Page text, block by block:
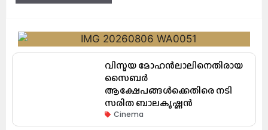
വിസ്മയ മോഹൻലാലിനെതിരായ
സൈബർ
ആക്ഷേപങ്ങൾക്കെതിരെ നടി
സരിത ബാലകൃഷ്ണൻ
Cinema